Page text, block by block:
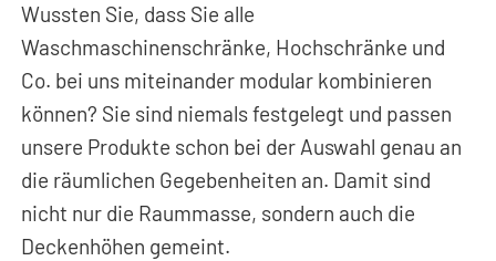
Wussten Sie, dass Sie alle
Waschmaschinenschränke, Hochschränke und
Co. bei uns miteinander modular kombinieren
können? Sie sind niemals festgelegt und passen
unsere Produkte schon bei der Auswahl genau an
die räumlichen Gegebenheiten an. Damit sind
nicht nur die Raummasse, sondern auch die
Deckenhöhen gemeint.